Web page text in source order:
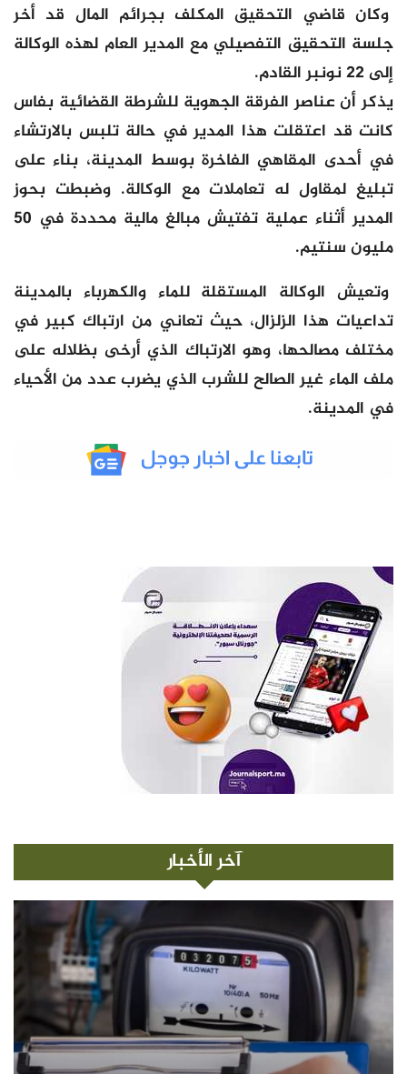
وكان قاضي التحقيق المكلف بجرائم المال قد أخر
جلسة التحقيق التفصيلي مع المدير العام لهذه الوكالة
إلى 22 نونبر القادم.
يذكر أن عناصر الفرقة الجهوية للشرطة القضائية بفاس
كانت قد اعتقلت هذا المدير في حالة تلبس بالارتشاء
في أحدى المقاهي الفاخرة بوسط المدينة، بناء على
تبليغ لمقاول له تعاملات مع الوكالة. وضبطت بحوز
المدير أثناء عملية تفتيش مبالغ مالية محددة في 50
مليون سنتيم.
وتعيش الوكالة المستقلة للماء والكهرباء بالمدينة
تداعيات هذا الزلزال، حيث تعاني من ارتباك كبير في
مختلف مصالحها، وهو الارتباك الذي أرخى بظلاله على
ملف الماء غير الصالح للشرب الذي يضرب عدد من الأحياء
في المدينة.
آخر الأخبار